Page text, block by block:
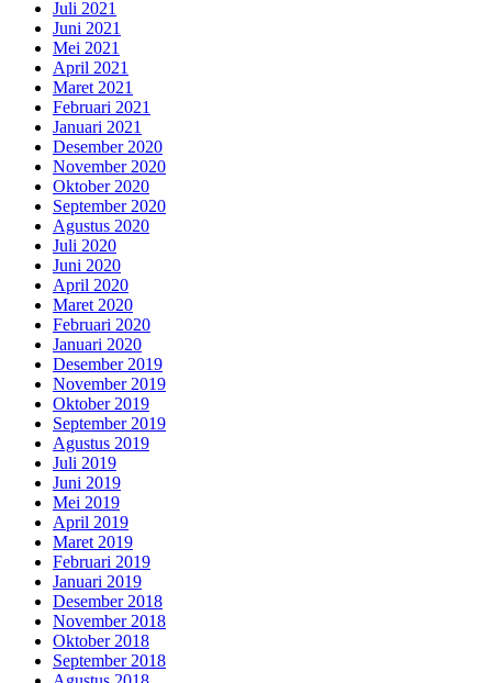
Juli 2021
Juni 2021
Mei 2021
April 2021
Maret 2021
Februari 2021
Januari 2021
Desember 2020
November 2020
Oktober 2020
September 2020
Agustus 2020
Juli 2020
Juni 2020
April 2020
Maret 2020
Februari 2020
Januari 2020
Desember 2019
November 2019
Oktober 2019
September 2019
Agustus 2019
Juli 2019
Juni 2019
Mei 2019
April 2019
Maret 2019
Februari 2019
Januari 2019
Desember 2018
November 2018
Oktober 2018
September 2018